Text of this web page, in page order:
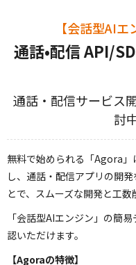
【会話型AIエ
通話•配信 API/
通話・配信サービス
討
無料で始められる「Agora」
し、通話・配信アプリの開発
とで、スムーズな開発と工数
「会話型AIエンジン」の簡
認いただけます。
【Agoraの特徴】